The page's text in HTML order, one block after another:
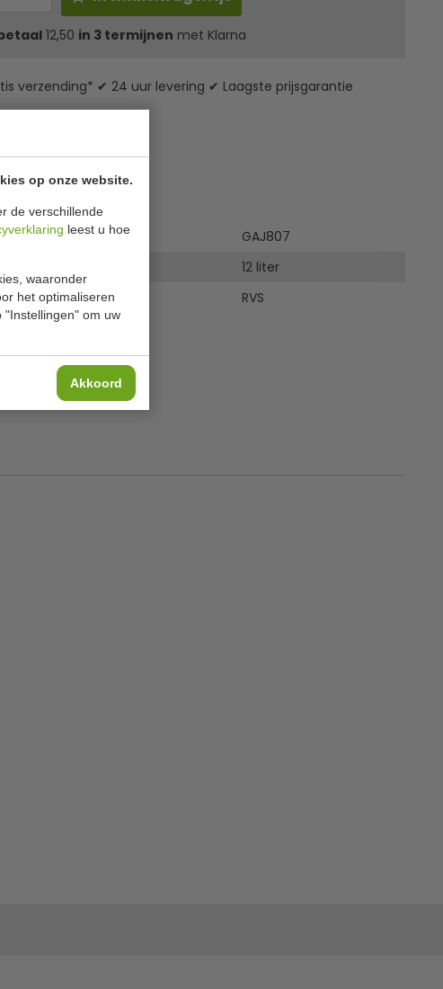
op onze website.
de verschillende
leest u hoe
waaronder
het optimaliseren
"Instellingen" om uw
Akkoord
12,50 in 3 termijnen met Klarna
verzending* ✔ 24 uur levering ✔ Laagste prijsgarantie
GAJ807
12 liter
RVS